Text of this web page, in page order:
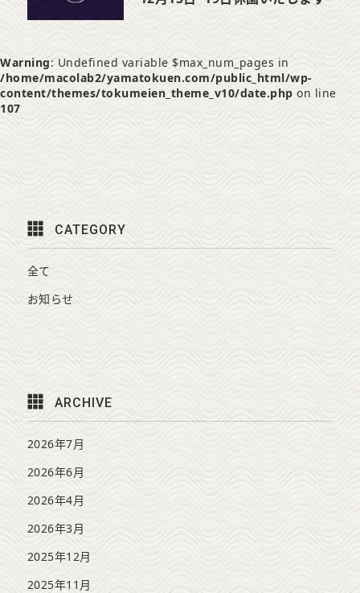
Warning: Undefined variable $max_num_pages in
/home/macolab2/yamatokuen.com/public_html/wp-
content/themes/tokumeien_theme_v10/date.php on line
107
CATEGORY
全て
お知らせ
ARCHIVE
2026年7月
2026年6月
2026年4月
2026年3月
2025年12月
2025年11月